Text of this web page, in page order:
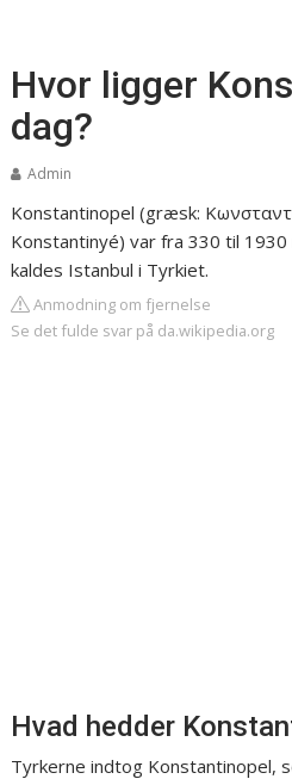
Hvor ligger
dag?
Admin
Konstantinopel (græsk:
Konstantinyé) var fra 330 til
kaldes Istanbul i Tyrkiet.
Anmodning om fjernelse
Se det fulde svar på da.wikipedia.org
Hvad hedder
Tyrkerne indtog Konstantinopel,